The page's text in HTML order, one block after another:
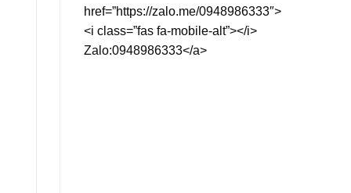
href=”https://zalo.me/0948986333″>
<i class=”fas fa-mobile-alt”></i>
Zalo:0948986333</a>